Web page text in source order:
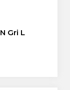
Gri L